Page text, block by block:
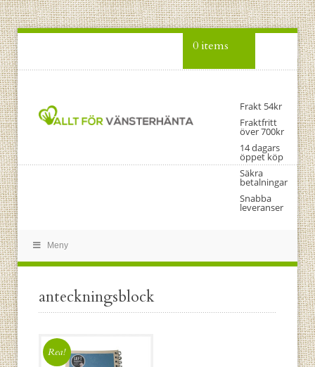
0 items
Frakt 54kr
Fraktfritt
över 700kr
14 dagars
öppet köp
Säkra
betalningar
Snabba
leveranser
Meny
anteckningsblock
Rea!